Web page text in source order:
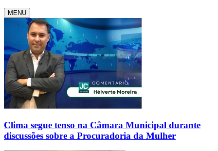
MENU
Clima segue tenso na Câmara Municipal durante
discussões sobre a Procuradoria da Mulher